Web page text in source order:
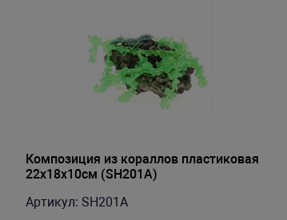
Композиция из кораллов пластиковая
22х18х10см (SH201A)
Артикул: SH201A